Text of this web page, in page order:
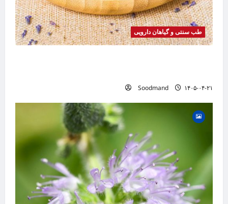
طب سنتی و گیاهان دارویی
Soodmand ۱۴۰۵-۰۴-۲۱